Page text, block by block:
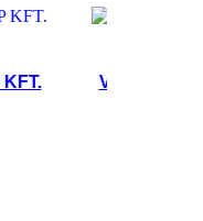
VRG-COOL Kft.